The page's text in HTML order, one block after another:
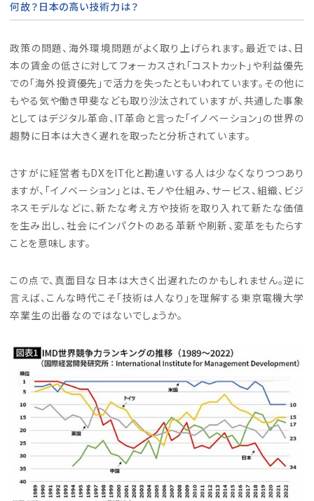
何故？日本の高い技術力は？
政策の問題、海外環境問題がよく取り上げられます。最近では、日
本の賃金の低さに対してフォーカスされ「コストカット」や利益優先
での「海外投資優先」で活力を失ったともいわれています。その他に
もやる気や働き甲斐なども取り沙汰されていますが、共通した事象
としてはデジタル革命、IT革命と言った「イノベーション」の世界の
趨勢に日本は大きく遅れを取ったと分析されています。
さすがに経営者もDXをIT化と勘違いする人は少なくなりつつあり
ますが、「イノベーション」とは、モノや仕組み、サービス、組織、ビジ
ネスモデルなどに、新たな考え方や技術を取り入れて新たな価値
を生み出し、社会にインパクトのある革新や刷新、変革をもたらす
ことを意味します。
この点で、真面目な日本は大きく出遅れたのかもしれません。逆に
言えば、こんな時代こそ「技術は人なり」を理解する東京電機大学
卒業生の出番なのではないでしょうか。